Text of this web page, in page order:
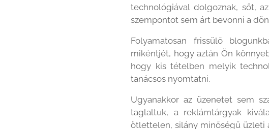
technológiával dolgoznak, sőt,
szempontot sem árt bevonni a
Folyamatosan frissülő
mikéntjét, hogy aztán Ön
hogy kis tételben melyik
tanácsos nyomtatni.
Ugyanakkor az üzenetet sem
taglaltuk, a reklámtárgyak
ötlettelen, silány minőségű üzleti